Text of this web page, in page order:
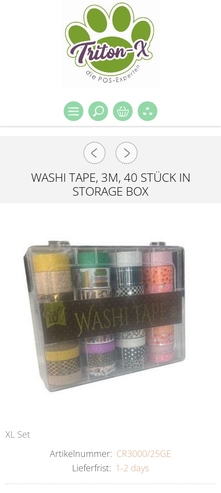
WASHI TAPE, 3M, 40 STÜCK IN
STORAGE BOX
XL Set
Artikelnummer: CR3000/25GE
Lieferfrist: 1-2 days